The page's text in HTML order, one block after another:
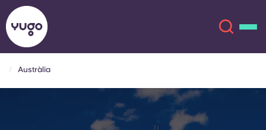
English (US)
Austràlia